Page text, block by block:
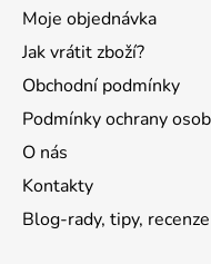
Moje objednávka
Jak vrátit zboží?
Obchodní podmínky
Podmínky ochrany
O nás
Kontakty
Blog-rady, tipy, recenze